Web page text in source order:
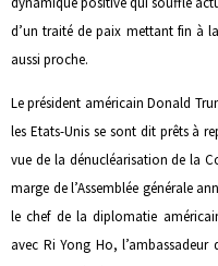
d’un traité de paix mettant fin à
aussi proche.
Le président américain Donald
les Etats-Unis se sont dit prêts à
vue de la dénucléarisation de la
marge de l’Assemblée générale
le chef de la diplomatie
avec Ri Yong Ho,